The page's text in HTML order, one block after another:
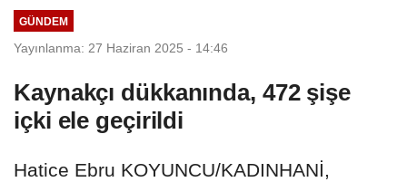
GÜNDEM
Yayınlanma: 27 Haziran 2025 - 14:46
Kaynakçı dükkanında, 472 şişe
içki ele geçirildi
Hatice Ebru KOYUNCU/KADINHANİ,